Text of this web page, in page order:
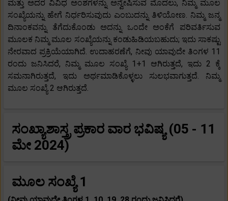
ಮತ್ತು ಅದರ ವಿವಿಧ ಅಂಶಗಳನ್ನು ಅನ್ವೇಷಿಸುವ ಮೊದಲು, ನಿಮ್ಮ ಮೂಲ
ಸಂಖ್ಯೆಯನ್ನು ಹೇಗೆ ನಿರ್ಧರಿಸುವುದು ಎಂಬುದನ್ನು ತಿಳಿಯೋಣ. ನಿಮ್ಮ ಜನ್ಮ
ದಿನಾಂಕವನ್ನು ತೆಗೆದುಕೊಂಡು ಅದನ್ನು ಒಂದೇ ಅಂಕೆಗೆ ಪರಿವರ್ತಿಸುವ
ಮೂಲಕ ನಿಮ್ಮ ಮೂಲ ಸಂಖ್ಯೆಯನ್ನು ಕಂಡುಹಿಡಿಯಬಹುದು; ಇದು ಸಾಕಷ್ಟು
ನೇರವಾದ ಪ್ರಕ್ರಿಯೆಯಾಗಿದೆ. ಉದಾಹರಣೆಗೆ, ನೀವು ಯಾವುದೇ ತಿಂಗಳ 11
ರಂದು ಜನಿಸಿದರೆ, ನಿಮ್ಮ ಮೂಲ ಸಂಖ್ಯೆ 1+1 ಆಗಿರುತ್ತದೆ, ಇದು 2 ಕ್ಕೆ
ಸಮನಾಗಿರುತ್ತದೆ, ಇದು ಅರ್ಥಮಾಡಿಕೊಳ್ಳಲು ಸುಲಭವಾಗುತ್ತದೆ. ನಿಮ್ಮ
ಮೂಲ ಸಂಖ್ಯೆ 2 ಆಗಿರುತ್ತದೆ.
ಸಂಖ್ಯಾಶಾಸ್ತ್ರ ಪ್ರಕಾರ ವಾರ ಭವಿಷ್ಯ (05 - 11
ಮೇ 2024)
ಮೂಲ ಸಂಖ್ಯೆ 1